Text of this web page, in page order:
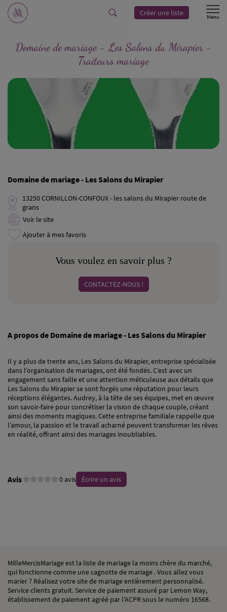
Créer une liste
Domaine de mariage - Les Salons du Mirapier -
Traiteurs mariage
Domaine de mariage - Les Salons du Mirapier
13250 CORNILLON-CONFOUX - les salons du Mirapier route de
grans
Voir le site
Ajouter à mes favoris
Vous voulez en savoir plus ?
CONTACTEZ-NOUS !
A propos de Domaine de mariage - Les Salons du Mirapier
Il y a plus de trente ans, Les Salons du Mirapier, entreprise spécialisée
dans l’organisation de mariages, ont été fondés. C’est avec un
engagement sans faille et une attention méticuleuse aux détails que
Les Salons du Mirapier se sont forgés une réputation pour leurs
réceptions élégantes. Audrey, à la tête de ses équipes, met en œuvre
son savoir-faire pour concrétiser la vision de chaque couple, créant
ainsi des moments magiques. Cette entreprise familiale rappelle que
l’amour, la passion et le travail acharné peuvent transformer les rêves
en réalité, offrant ainsi des mariages inoubliables.
Avis 0 avis Écrire un avis
MilleMercisMariage est la liste de mariage la moins chère du marché,
qui fonctionne comme une cagnotte de mariage . Vous allez vous
marier ? Réalisez votre site de mariage entièrement personnalisé.
Service clients gratuit. Service de paiement assuré par Lemon Way,
établissement de paiement agréé par l’ACPR sous le numéro 16568.